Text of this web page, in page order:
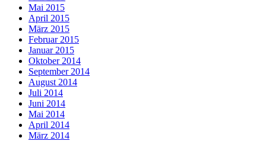
Mai 2015
April 2015
März 2015
Februar 2015
Januar 2015
Oktober 2014
September 2014
August 2014
Juli 2014
Juni 2014
Mai 2014
April 2014
März 2014